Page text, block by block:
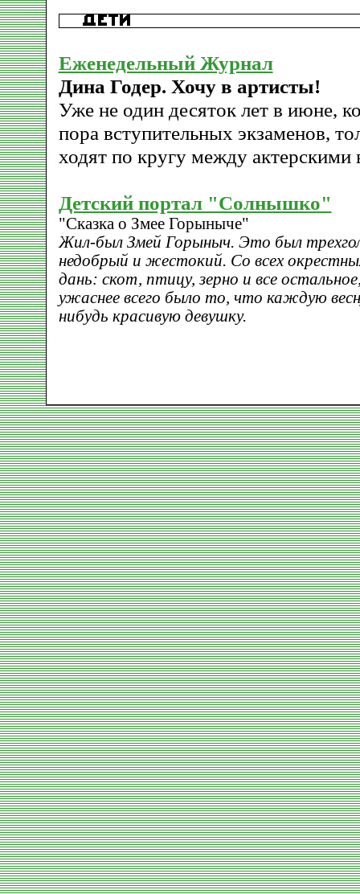
Еженедельный Журнал
Дина Годер. Хочу в артисты!
Уже не один десяток лет в июне,
пора вступительных экзаменов,
ходят по кругу между актерскими
Детский портал "Солнышко"
"Сказка о Змее Горыныче"
Жил-был Змей Горыныч. Это был
недобрый и жестокий. Со всех
дань: скот, птицу, зерно и все
ужаснее всего было то, что каждую
нибудь красивую девушку.